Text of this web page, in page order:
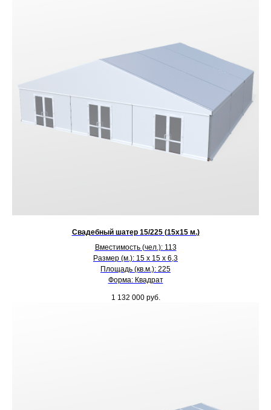
Свадебный шатер 15/225 (15х15 м.)
Вместимость (чел.): 113
Размер (м.): 15 х 15 х 6,3
Площадь (кв.м.): 225
Форма: Квадрат
1 132 000 руб.